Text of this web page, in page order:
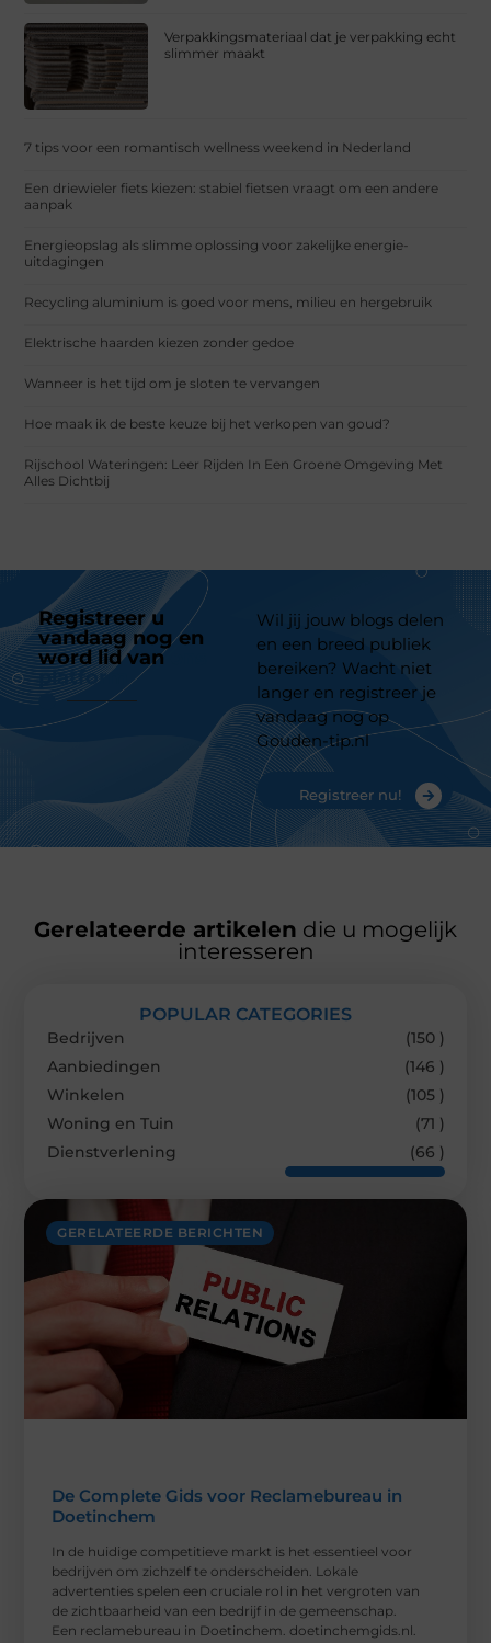
Verpakkingsmateriaal dat je verpakking echt
slimmer maakt
7 tips voor een romantisch wellness weekend in Nederland
Een driewieler fiets kiezen: stabiel fietsen vraagt om een andere
aanpak
Energieopslag als slimme oplossing voor zakelijke energie-
uitdagingen
Recycling aluminium is goed voor mens, milieu en hergebruik
Elektrische haarden kiezen zonder gedoe
Wanneer is het tijd om je sloten te vervangen
Hoe maak ik de beste keuze bij het verkopen van goud?
Rijschool Wateringen: Leer Rijden In Een Groene Omgeving Met
Alles Dichtbij
Registreer u
vandaag nog en
word lid van
platform
Wil jij jouw blogs delen
en een breed publiek
bereiken? Wacht niet
langer en registreer je
vandaag nog op
Gouden-tip.nl
Registreer nu!
Gerelateerde artikelen die u mogelijk
interesseren
GERELATEERDE BERICHTEN
De Complete Gids voor Reclamebureau in
Doetinchem
In de huidige competitieve markt is het essentieel voor
bedrijven om zichzelf te onderscheiden. Lokale
advertenties spelen een cruciale rol in het vergroten van
de zichtbaarheid van een bedrijf in de gemeenschap.
Een reclamebureau in Doetinchem. doetinchemgids.nl.
POPULAR CATEGORIES
Bedrijven
(150 )
Aanbiedingen
(146 )
Winkelen
(105 )
Woning en Tuin
(71 )
Dienstverlening
(66 )